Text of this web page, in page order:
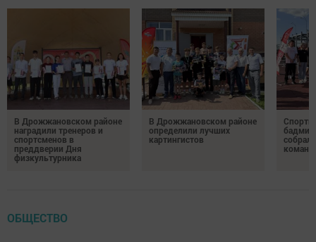
В Дрожжановском районе
наградили тренеров и
спортсменов в
преддверии Дня
физкультурника
В Дрожжановском районе
определили лучших
картингистов
ОБЩЕСТВО